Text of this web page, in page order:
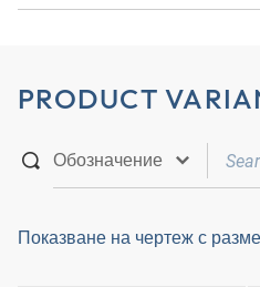
PRODUCT
Показване на чертеж с